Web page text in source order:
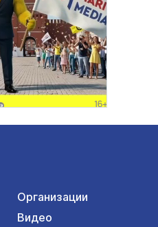
Организации
Видео